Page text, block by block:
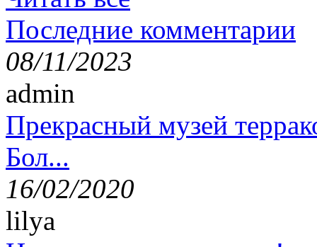
Последние комментарии
08/11/2023
admin
Прекрасный музей
Бол...
16/02/2020
lilya